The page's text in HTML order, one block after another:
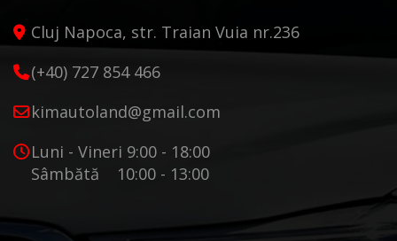
Cluj Napoca, str. Traian Vuia nr.236
(+40) 727 854 466
kimautoland@gmail.com
Luni - Vineri 9:00 - 18:00
Sâmbătă 10:00 - 13:00